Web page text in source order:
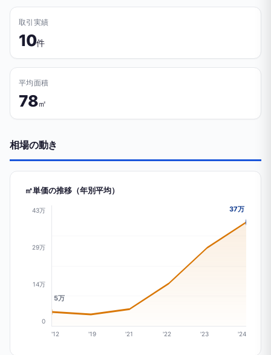
取引実績
10件
平均面積
78㎡
相場の動き
㎡単価の推移（年別平均）
43万
29万
14万
0
5万
37万
'12 '19 '21 '22 '23 '24